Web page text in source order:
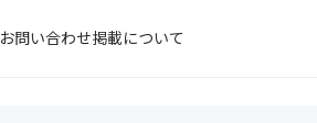
お問い合わせ掲載について